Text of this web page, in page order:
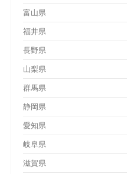
富山県
福井県
長野県
山梨県
群馬県
静岡県
愛知県
岐阜県
滋賀県